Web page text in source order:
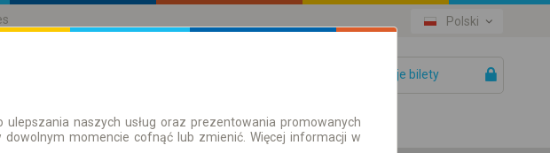
Polski
Twoje bilety
naszych usług oraz prezentowania promowanych
momencie cofnąć lub zmienić. Więcej informacji w